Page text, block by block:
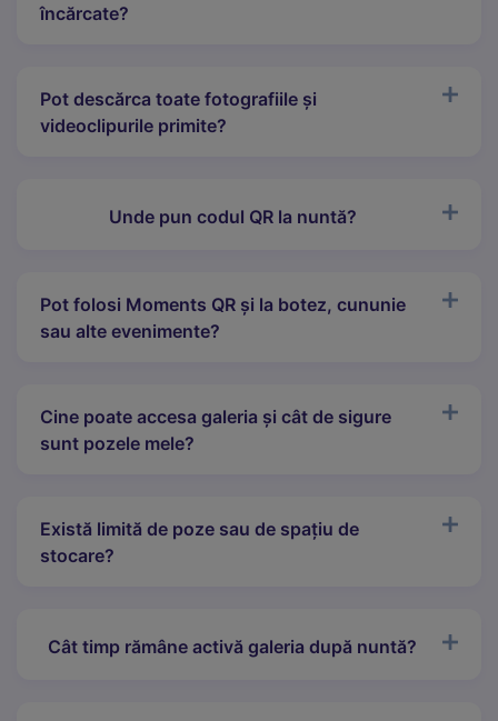
încărcate?
Pot descărca toate fotografiile și
videoclipurile primite?
Unde pun codul QR la nuntă?
Pot folosi Moments QR și la botez, cununie
sau alte evenimente?
Cine poate accesa galeria și cât de sigure
sunt pozele mele?
Există limită de poze sau de spațiu de
stocare?
Cât timp rămâne activă galeria după nuntă?